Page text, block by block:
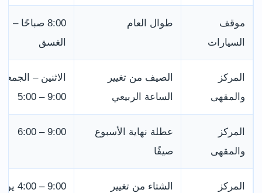
موقف
السيارات
طوال العام
8:00 صباحًا –
الغسق
المركز
والمقهى
الصيف من تغيير
الساعة الربيعي
الاثنين –
9:00 – 5:00
المركز
والمقهى
عطلة نهاية الأسبوع
صيفًا
9:00 – 6:00
المركز
الشتاء من تغيير
9:00 – 4:00 يوميًا